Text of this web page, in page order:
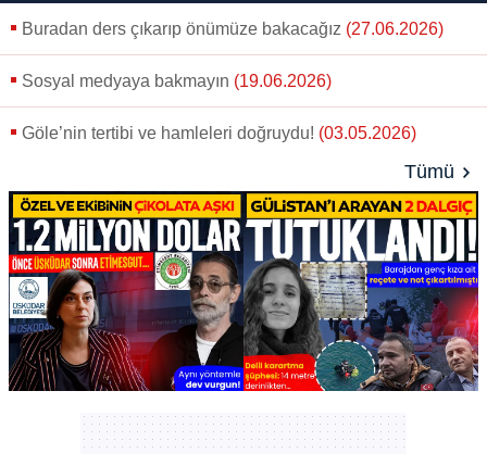
Buradan ders çıkarıp önümüze bakacağız (27.06.2026)
Sosyal medyaya bakmayın (19.06.2026)
Göle’nin tertibi ve hamleleri doğruydu! (03.05.2026)
Tümü